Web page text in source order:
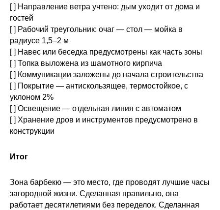
[ ] Направление ветра учтено: дым уходит от дома и
гостей
[ ] Рабочий треугольник: очаг — стол — мойка в
радиусе 1,5–2 м
[ ] Навес или беседка предусмотрены как часть зоны
[ ] Топка выложена из шамотного кирпича
[ ] Коммуникации заложены до начала строительства
[ ] Покрытие — антискользящее, термостойкое, с
уклоном 2%
[ ] Освещение — отдельная линия с автоматом
[ ] Хранение дров и инструментов предусмотрено в
конструкции
Итог
Зона барбекю — это место, где проводят лучшие часы
загородной жизни. Сделанная правильно, она
работает десятилетиями без переделок. Сделанная